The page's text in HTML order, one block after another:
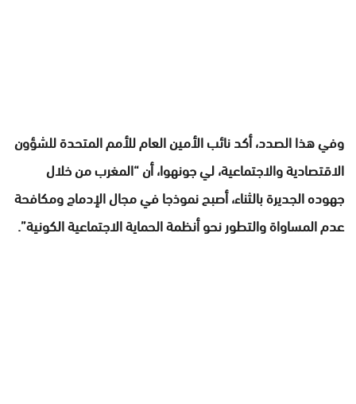
وفي هذا الصدد، أكد نائب الأمين العام للأمم المتحدة للشؤون
الاقتصادية والاجتماعية، لي جونهوا، أن “المغرب من خلال
جهوده الجديرة بالثناء، أصبح نموذجا في مجال الإدماج ومكافحة
عدم المساواة والتطور نحو أنظمة الحماية الاجتماعية الكونية”.